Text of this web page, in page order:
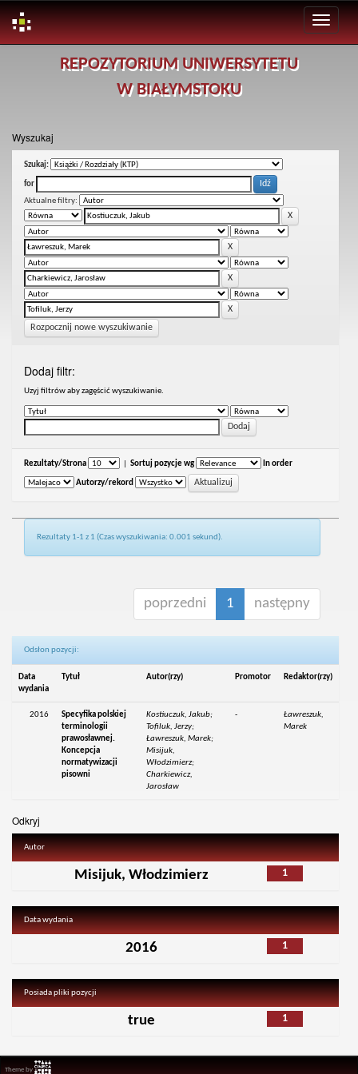
REPOZYTORIUM UNIWERSYTETU
W BIAŁYMSTOKU
Wyszukaj
Szukaj:
for
Aktualne filtry:
Rozpocznij nowe wyszukiwanie
Dodaj filtr:
Uzyj filtrów aby zagęścić wyszukiwanie.
Rezultaty/Strona Sortuj pozycje wg In order
Autorzy/rekord
Rezultaty 1-1 z 1 (Czas wyszukiwania: 0.001 sekund).
poprzedni 1 następny
Odsłon pozycji:
Data
wydania
Tytuł Autor(rzy) Promotor Redaktor(rzy)
2016
Specyfika polskiej
terminologii
prawosławnej.
Koncepcja
normatywizacji
pisowni
Kostiuczuk, Jakub;
Tofiluk, Jerzy;
Ławreszuk, Marek;
Misijuk,
Włodzimierz;
Charkiewicz,
Jarosław
-
Ławreszuk,
Marek
Odkryj
Autor
1
Misijuk, Włodzimierz
Data wydania
1
2016
Posiada pliki pozycji
1
true
Theme by